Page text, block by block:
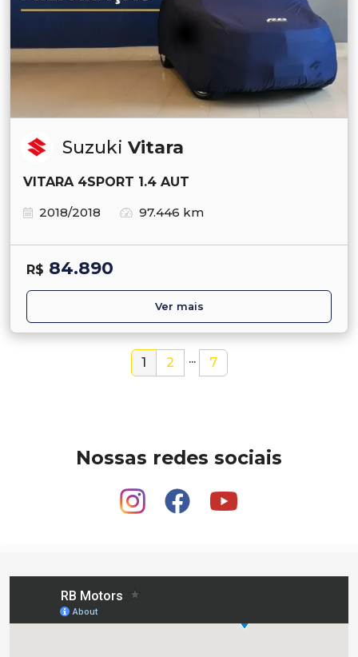
Suzuki Vitara
VITARA 4SPORT 1.4 AUT
2018/2018
97.446 km
R$ 84.890
Ver mais
1 2 ... 7
Nossas redes sociais